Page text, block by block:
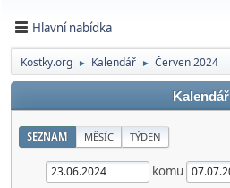
Hlavní nabídka
Kostky.org ► Kalendář ► Červen 2024
Kalendář
SEZNAM MĚSÍC TÝDEN
komu